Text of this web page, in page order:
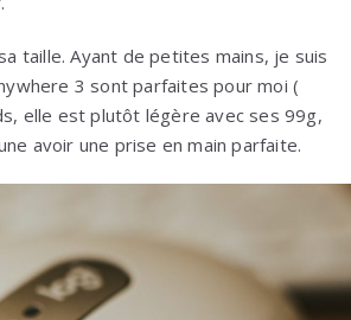
taille. Ayant de petites mains, je suis
3 sont parfaites pour moi (
elle est plutôt légère avec ses 99g,
avoir une prise en main parfaite.